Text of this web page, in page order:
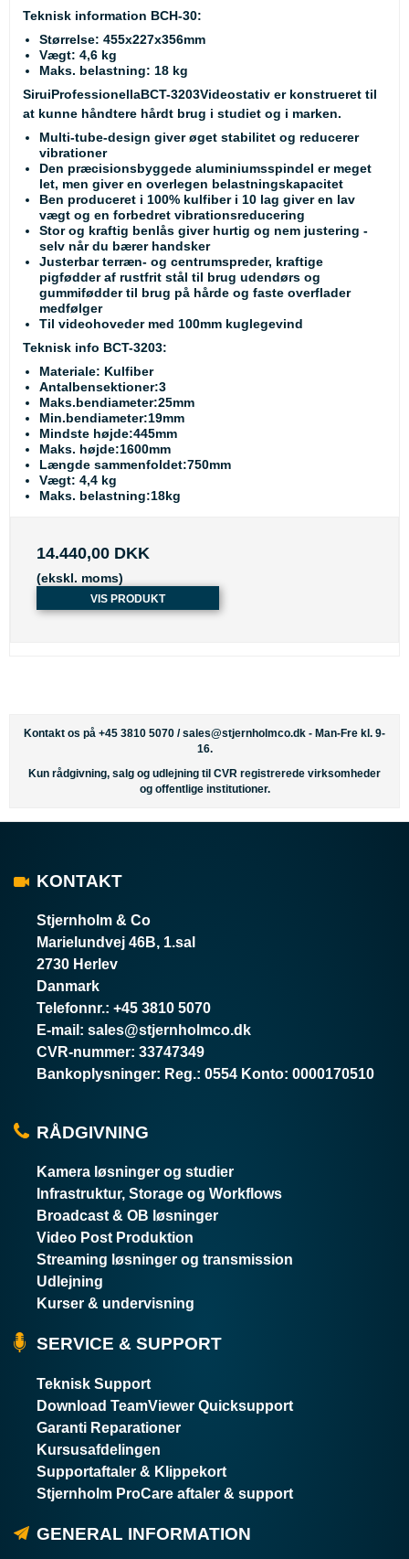
Teknisk information BCH-30:
Størrelse: 455x227x356mm
Vægt: 4,6 kg
Maks. belastning: 18 kg
SiruiProfessionellaBCT-3203Videostativ er konstrueret til
at kunne håndtere hårdt brug i studiet og i marken.
Multi-tube-design giver øget stabilitet og reducerer
vibrationer
Den præcisionsbyggede aluminiumsspindel er meget
let, men giver en overlegen belastningskapacitet
Ben produceret i 100% kulfiber i 10 lag giver en lav
vægt og en forbedret vibrationsreducering
Stor og kraftig benlås giver hurtig og nem justering -
selv når du bærer handsker
Justerbar terræn- og centrumspreder, kraftige
pigfødder af rustfrit stål til brug udendørs og
gummifødder til brug på hårde og faste overflader
medfølger
Til videohoveder med 100mm kuglegevind
Teknisk info BCT-3203:
Materiale: Kulfiber
Antalbensektioner:3
Maks.bendiameter:25mm
Min.bendiameter:19mm
Mindste højde:445mm
Maks. højde:1600mm
Længde sammenfoldet:750mm
Vægt: 4,4 kg
Maks. belastning:18kg
14.440,00 DKK
(ekskl. moms)
VIS PRODUKT
Kontakt os på +45 3810 5070 /sales@stjernholmco.dk - Man-Fre kl. 9-
16.
Kun rådgivning, salg og udlejning til CVR registrerede virksomheder
og offentlige institutioner.
KONTAKT
Stjernholm & Co
Marielundvej 46B, 1.sal
2730 Herlev
Danmark
Telefonnr.: +45 3810 5070
E-mail : sales@stjernholmco.dk
CVR-nummer: 33747349
Bankoplysninger: Reg.: 0554 Konto: 0000170510
RÅDGIVNING
Kamera løsninger og studier
Infrastruktur, Storage og Workflows
Broadcast & OB løsninger
Video Post Produktion
Streaming løsninger og transmission
Udlejning
Kurser & undervisning
SERVICE & SUPPORT
Teknisk Support
Download TeamViewer Quicksupport
Garanti Reparationer
Kursusafdelingen
Supportaftaler & Klippekort
Stjernholm ProCare aftaler & support
GENERAL INFORMATION